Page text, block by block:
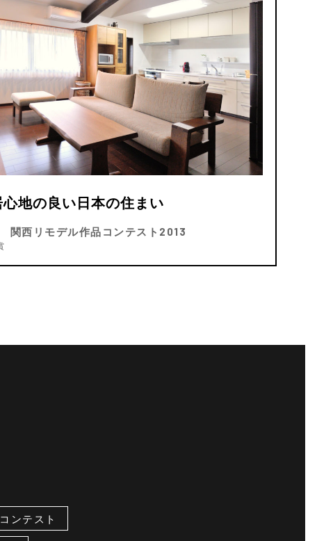
地の良い日本の住まい
西リモデル作品コンテスト2013
ンテスト